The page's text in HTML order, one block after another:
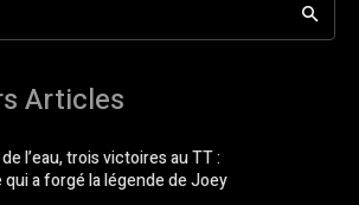
Articles
l’eau, trois victoires au TT :
qui a forgé la légende de Joey